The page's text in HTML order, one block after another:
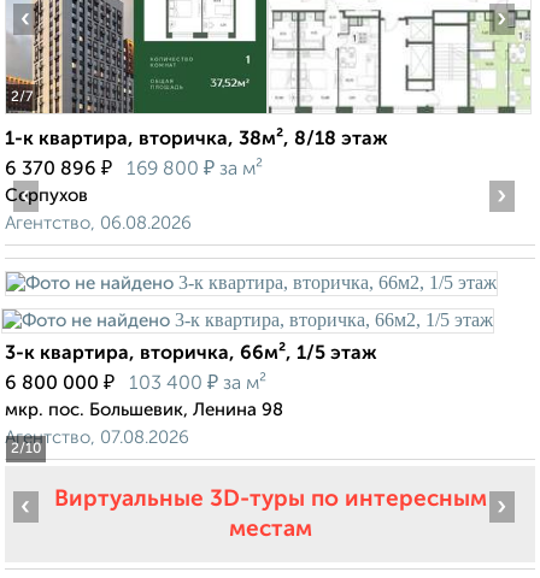
2/7
‹ ›
1-к квартира, вторичка, 38м², 8/18 этаж
6 370 896 ₽ 169 800 ₽ за м²
Серпухов
Агентство, 06.08.2026
2/10
‹ ›
3-к квартира, вторичка, 66м², 1/5 этаж
6 800 000 ₽ 103 400 ₽ за м²
мкр. пос. Большевик, Ленина 98
Агентство, 07.08.2026
Виртуальные 3D-туры по интересным
местам
‹ ›